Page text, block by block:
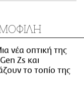
νέα οπτική της
Zs και
το τοπίο της